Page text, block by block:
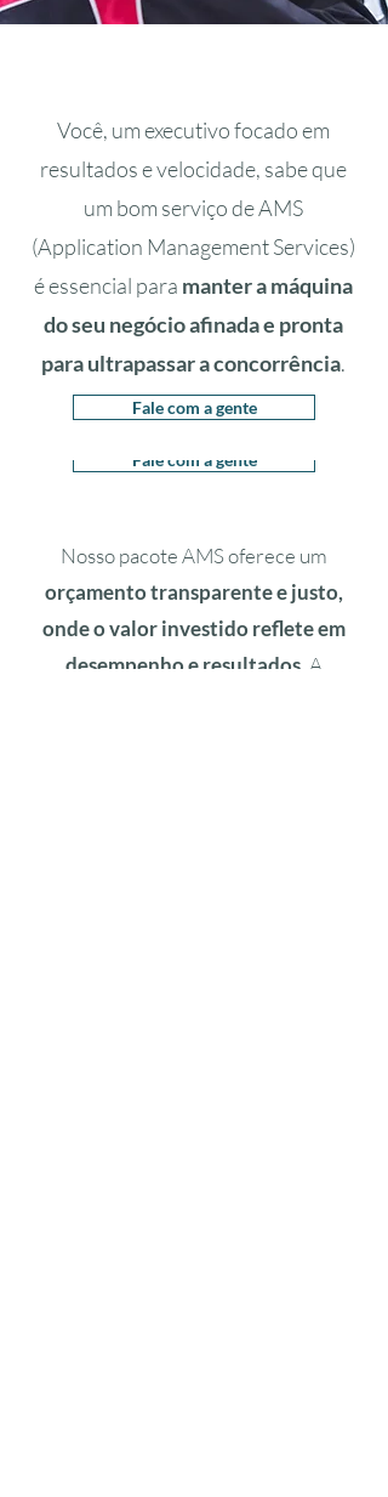
Fastlane é a sua equipe de
confiança, com um histórico
comprovado na pista de
ServiceNow. Vamos nos aprofundar
no motor do seu negócio com
expertise e estratégia para
garantir que cada volta seja mais
rápida e eficiente.
Fale com a gente
Nosso pacote AMS oferece um
orçamento transparente e justo,
onde o valor investido reflete em
desempenho e resultados. A
Você, um executivo focado em
resultados e velocidade, sabe que
um bom serviço de AMS
(Application Management Services)
é essencial para manter a máquina
do seu negócio afinada e pronta
para ultrapassar a concorrência.
Fale com a gente